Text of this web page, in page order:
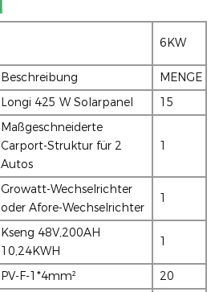
6KW
Beschreibung
MENGE
Longi 425 W Solarpanel 15
Maßgeschneiderte
Carport-Struktur für 2
Autos
1
Growatt-Wechselrichter
oder Afore-Wechselrichter
1
Kseng 48V,200AH
10,24KWH
1
PV-F-1*4mm² 20